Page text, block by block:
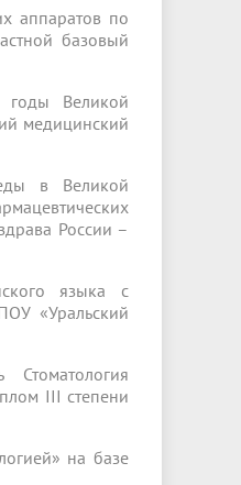
аппаратов по
базовый
годы Великой
медицинский
в Великой
России –
языка с
«Уральский
III степени
на базе